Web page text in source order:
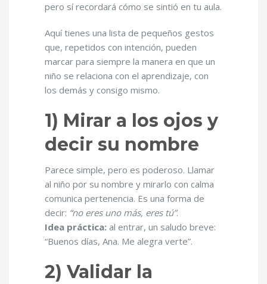
pero sí recordará cómo se sintió en tu aula.
Aquí tienes una lista de pequeños gestos
que, repetidos con intención, pueden
marcar para siempre la manera en que un
niño se relaciona con el aprendizaje, con
los demás y consigo mismo.
1) Mirar a los ojos y
decir su nombre
Parece simple, pero es poderoso. Llamar
al niño por su nombre y mirarlo con calma
comunica pertenencia. Es una forma de
decir: “no eres uno más, eres tú”.
Idea práctica: al entrar, un saludo breve:
“Buenos días, Ana. Me alegra verte”.
2) Validar la